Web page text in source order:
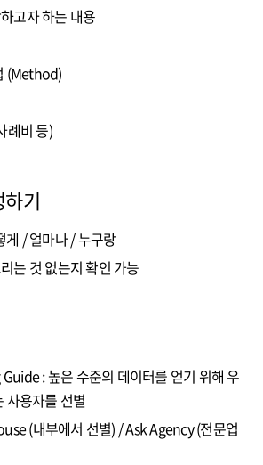
고자 하는 내용
(Method)
례비 등)
기
게 / 얼마나 / 누구랑
는 것 없는지 확인 가능
: 높은 수준의 데이터를 얻기 위해 우
사용자를 선별
(내부에서 선별) / Ask Agency (전문업